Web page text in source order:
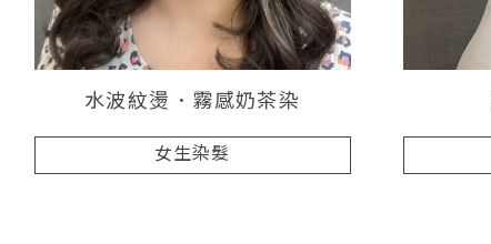
水波紋燙．霧感奶茶染
女生染髮